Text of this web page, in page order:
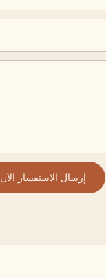
إرسال الاستفسار الآن